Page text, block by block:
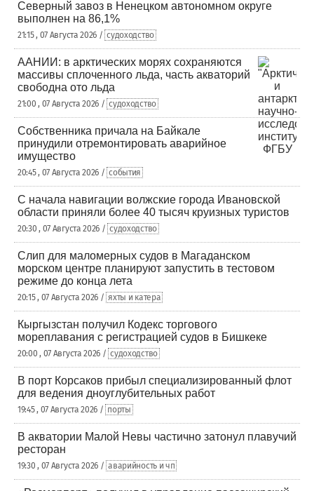
Северный завоз в Ненецком автономном округе
выполнен на 86,1%
21:15 , 07 Августа 2026 / судоходство
ААНИИ: в арктических морях сохраняются
массивы сплоченного льда, часть акваторий
свободна ото льда
21:00 , 07 Августа 2026 / судоходство
Собственника причала на Байкале
принудили отремонтировать аварийное
имущество
20:45 , 07 Августа 2026 / события
С начала навигации волжские города Ивановской
области приняли более 40 тысяч круизных туристов
20:30 , 07 Августа 2026 / судоходство
Слип для маломерных судов в Магаданском
морском центре планируют запустить в тестовом
режиме до конца лета
20:15 , 07 Августа 2026 / яхты и катера
Кыргызстан получил Кодекс торгового
мореплавания с регистрацией судов в Бишкеке
20:00 , 07 Августа 2026 / судоходство
В порт Корсаков прибыл специализированный флот
для ведения дноуглубительных работ
19:45 , 07 Августа 2026 / порты
В акватории Малой Невы частично затонул плавучий
ресторан
19:30 , 07 Августа 2026 / аварийность и чп